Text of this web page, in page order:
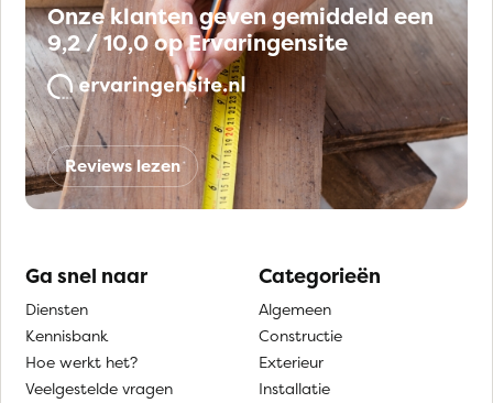
Onze klanten geven gemiddeld een
9,2 / 10,0 op Ervaringensite
Reviews lezen
Ga snel naar
Diensten
Kennisbank
Hoe werkt het?
Veelgestelde vragen
Categorieën
Algemeen
Constructie
Exterieur
Installatie